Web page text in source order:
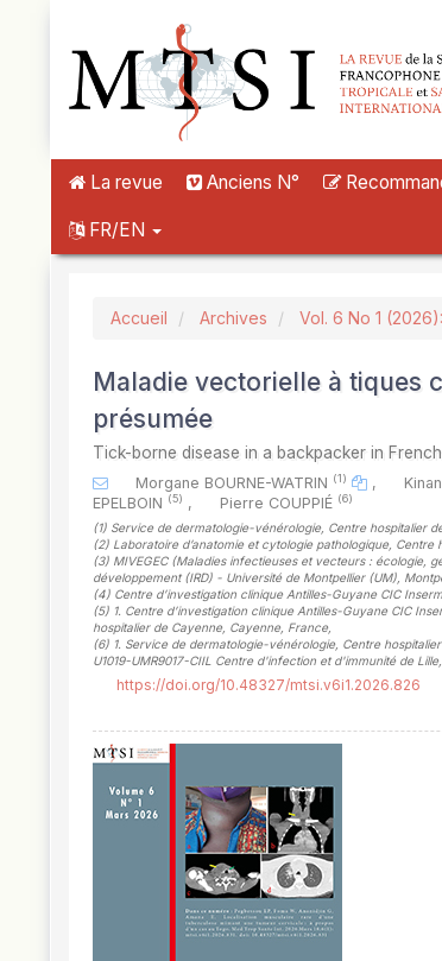
La revue Anciens N°
FR/EN
Accueil Archives Vol. 6 No 1
Maladie vectorielle à tiques
présumée
Tick-borne disease in a backpacker in
Morgane BOURNE-WATRIN (1) ,
EPELBOIN (5) , Pierre COUPPIÉ (6)
(1) Service de dermatologie-vénérologie, Centre hospitalier
(2) Laboratoire d’anatomie et cytologie pathologique,
(3) MIVEGEC (Maladies infectieuses et vecteurs : écologie,
développement (IRD) - Université de Montpellier (UM),
(4) Centre d’investigation clinique Antilles-Guyane CIC
(5) 1. Centre d’investigation clinique Antilles-Guyane CIC
hospitalier de Cayenne, Cayenne, France,
(6) 1. Service de dermatologie-vénérologie, Centre
U1019-UMR9017-CIIL Centre d'infection et d'immunité de
https://doi.org/10.48327/mtsi.v6i1.2026.826